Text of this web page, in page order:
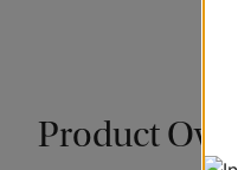
Product